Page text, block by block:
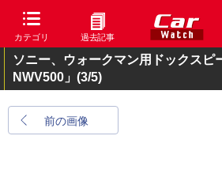
カテゴリ 過去記事
ソニー、ウォークマン用ドックスピ
NWV500」 (3/5)
前の画像